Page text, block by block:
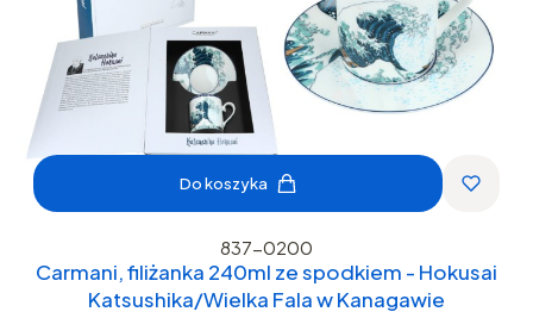
Do koszyka
837-0200
Carmani, filiżanka 240ml ze spodkiem - Hokusai
Katsushika/Wielka Fala w Kanagawie